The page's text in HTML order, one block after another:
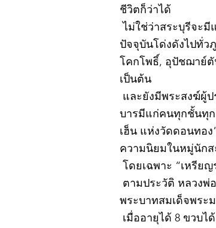
ชีวิตก็ว่าได้
ไม่ใช่ว่าสระบุรีจะ
ปัจจุบันโด่งดังไปทั่
โคกโพธิ์, อุปัชฌาย์ตั
เป็นต้น
และยังมีพระสงฆ์ผู้
บารมีแก่คนทุกชั้นทุก
เฮ็น แห่งวัดดอนทอ
ความนิยมในหมู่นัก
โดยเฉพาะ “เหรีย
ตามประวัติ หลวงพ่
พระบาทสมเด็จพระ
เมื่ออายุได้ 8 ขวบ